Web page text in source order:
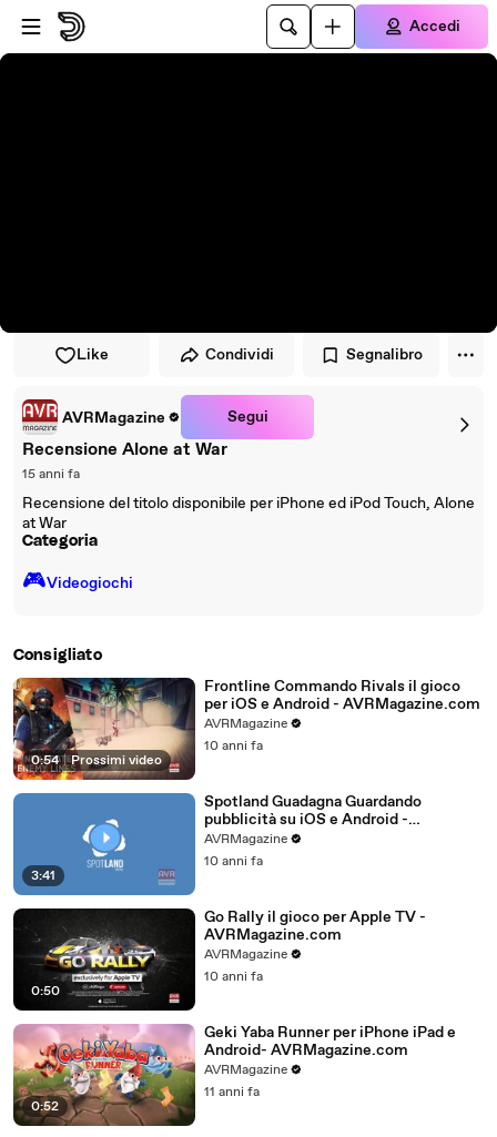
Vai al lettore
Passa al contenuto principale
Accedi
Like Condividi Segnalibro
AVRMagazine Segui
Recensione Alone at War
15 anni fa
Recensione del titolo disponibile per iPhone ed iPod Touch, Alone
at War
Categoria
🎮️Videogiochi
Consigliato
0:54 | Prossimi video
Frontline Commando Rivals il gioco
per iOS e Android - AVRMagazine.com
AVRMagazine
10 anni fa
3:41
Spotland Guadagna Guardando
pubblicità su iOS e Android -
AVRMagazine.com
AVRMagazine
10 anni fa
0:50
Go Rally il gioco per Apple TV -
AVRMagazine.com
AVRMagazine
10 anni fa
0:52
Geki Yaba Runner per iPhone iPad e
Android- AVRMagazine.com
AVRMagazine
11 anni fa